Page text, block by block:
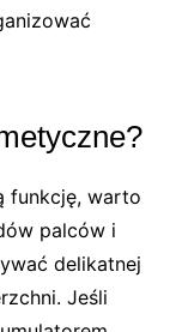
funkcję, warto
palców i
delikatnej
Jeśli